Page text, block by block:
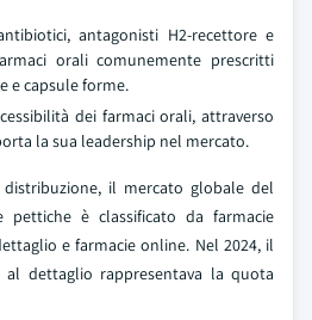
antagonisti H2-recettore e
orali comunemente prescritti
e capsule forme.
dei farmaci orali, attraverso
la sua leadership nel mercato.
il mercato globale del
è classificato da farmacie
e farmacie online. Nel 2024, il
al dettaglio rappresentava la quota